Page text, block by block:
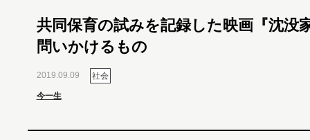
共同保育の試みを記録した映画『沈没
問いかけるもの
2019.09.09 社会
今一生